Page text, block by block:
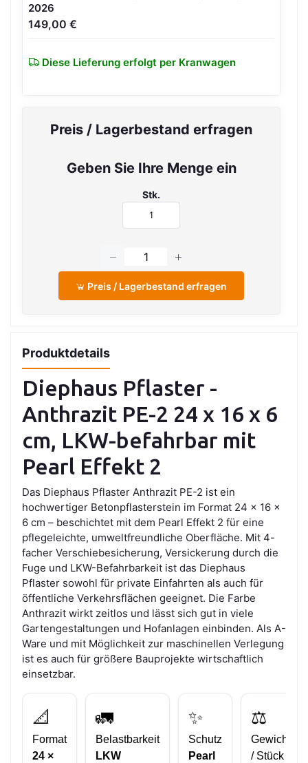
2026
149,00 €
Diese Lieferung erfolgt per Kranwagen
Preis / Lagerbestand erfragen
Geben Sie Ihre Menge ein
Stk.
Preis / Lagerbestand erfragen
Produktdetails
Diephaus Pflaster -
Anthrazit PE-2 24 x 16 x 6
cm, LKW-befahrbar mit
Pearl Effekt 2
Das Diephaus Pflaster Anthrazit PE-2 ist ein
hochwertiger Betonpflasterstein im Format 24 x 16 x
6 cm – beschichtet mit dem Pearl Effekt 2 für eine
pflegeleichte, umweltfreundliche Oberfläche. Mit 4-
facher Verschiebesicherung, Versickerung durch die
Fuge und LKW-Befahrbarkeit ist das Diephaus
Pflaster sowohl für private Einfahrten als auch für
öffentliche Verkehrsflächen geeignet. Die Farbe
Anthrazit wirkt zeitlos und lässt sich gut in viele
Gartengestaltungen und Hofanlagen einbinden. Als A-
Ware und mit Möglichkeit zur maschinellen Verlegung
ist es auch für größere Bauprojekte wirtschaftlich
einsetzbar.
📐
Format
24 ×
🚛
Belastbarkeit
LKW
✨
Schutz
Pearl
⚖️
Gewicht
/ Stück